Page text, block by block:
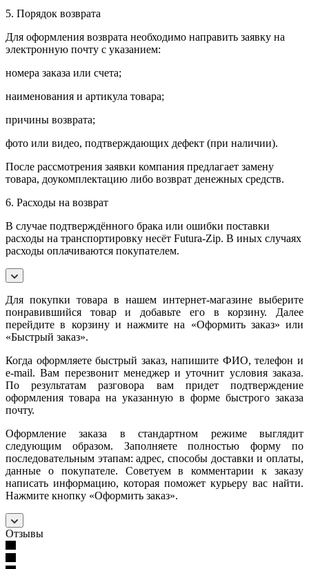
5. Порядок возврата
Для оформления возврата необходимо направить заявку на
электронную почту с указанием:
номера заказа или счета;
наименования и артикула товара;
причины возврата;
фото или видео, подтверждающих дефект (при наличии).
После рассмотрения заявки компания предлагает замену
товара, доукомплектацию либо возврат денежных средств.
6. Расходы на возврат
В случае подтверждённого брака или ошибки поставки
расходы на транспортировку несёт Futura-Zip. В иных случаях
расходы оплачиваются покупателем.
Для покупки товара в нашем интернет-магазине выберите
понравившийся товар и добавьте его в корзину. Далее
перейдите в корзину и нажмите на «Оформить заказ» или
«Быстрый заказ».
Когда оформляете быстрый заказ, напишите ФИО, телефон и
e-mail. Вам перезвонит менеджер и уточнит условия заказа.
По результатам разговора вам придет подтверждение
оформления товара на указанную в форме быстрого заказа
почту.
Оформление заказа в стандартном режиме выглядит
следующим образом. Заполняете полностью форму по
последовательным этапам: адрес, способы доставки и оплаты,
данные о покупателе. Советуем в комментарии к заказу
написать информацию, которая поможет курьеру вас найти.
Нажмите кнопку «Оформить заказ».
Отзывы